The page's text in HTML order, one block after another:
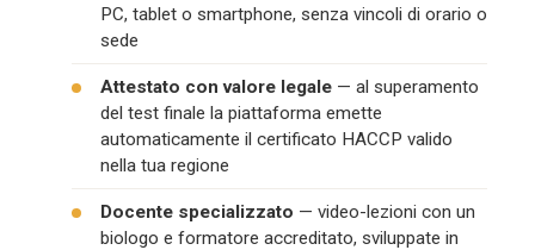
PC, tablet o smartphone, senza vincoli di orario o
sede
Attestato con valore legale — al superamento
del test finale la piattaforma emette
automaticamente il certificato HACCP valido
nella tua regione
Docente specializzato — video-lezioni con un
biologo e formatore accreditato, sviluppate in